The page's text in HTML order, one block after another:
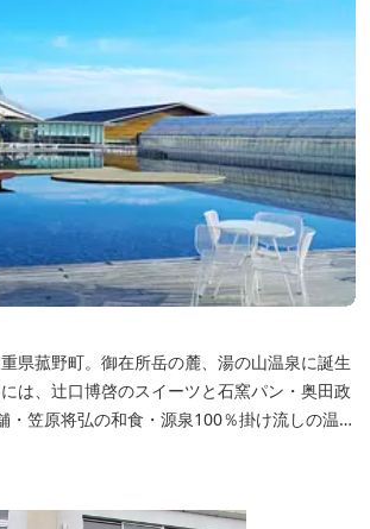
県菰野町。御在所岳の麓、湯の山温泉に誕生
は、辻󠄀口博啓のスイーツと石窯パン・奥田政
・笠原将弘の和食・源泉100％掛け流しの温
苺ハウス・ギャラリーなど、様々な『癒し』
追求 】 ◆源泉100%
」 片岡温泉は、地下1,200ｍより湯口で約42℃